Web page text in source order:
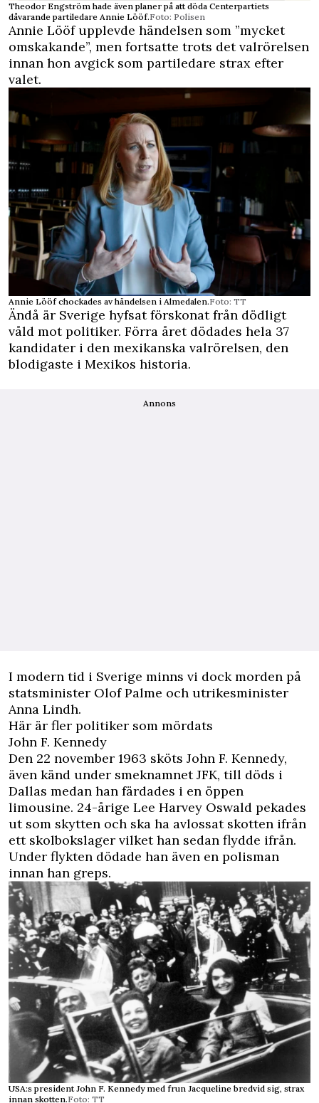
Theodor Engström hade även planer på att döda Centerpartiets
dåvarande partiledare Annie Lööf.Foto: Polisen
Annie Lööf upplevde händelsen som ”mycket
omskakande”, men fortsatte trots det valrörelsen
innan hon avgick som partiledare strax efter
valet.
Annie Lööf chockades av händelsen i Almedalen.Foto: TT
Ändå är Sverige hyfsat förskonat från dödligt
våld mot politiker. Förra året dödades hela 37
kandidater i den mexikanska valrörelsen, den
blodigaste i Mexikos historia.
Annons
I modern tid i Sverige minns vi dock morden på
statsminister Olof Palme och utrikesminister
Anna Lindh.
Här är fler politiker som mördats
John F. Kennedy
Den 22 november 1963 sköts John F. Kennedy,
även känd under smeknamnet JFK, till döds i
Dallas medan han färdades i en öppen
limousine. 24-årige Lee Harvey Oswald pekades
ut som skytten och ska ha avlossat skotten ifrån
ett skolbokslager vilket han sedan flydde ifrån.
Under flykten dödade han även en polisman
innan han greps.
USA:s president John F. Kennedy med frun Jacqueline bredvid sig, strax
innan skotten.Foto: TT